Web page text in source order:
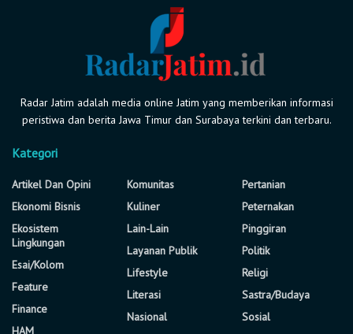
Radar Jatim adalah media online Jatim yang memberikan informasi
peristiwa dan berita Jawa Timur dan Surabaya terkini dan terbaru.
Kategori
Artikel Dan Opini
Ekonomi Bisnis
Ekosistem
Lingkungan
Esai/Kolom
Feature
Finance
HAM
Komunitas
Kuliner
Lain-Lain
Layanan Publik
Lifestyle
Literasi
Nasional
Pertanian
Peternakan
Pinggiran
Politik
Religi
Sastra/Budaya
Sosial